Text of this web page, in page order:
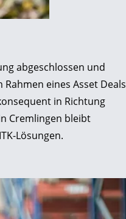
abgeschlossen und
eines Asset Deals
in Richtung
Cremlingen bleibt
Lösungen.